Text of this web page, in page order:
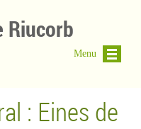
Riucorb
: Eines de
Menu